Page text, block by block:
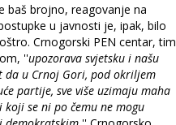
baš brojno, reagovanje na
u javnosti je, ipak, bilo
Crnogorski PEN centar, tim
''upozorava svjetsku i našu
da u Crnoj Gori, pod okriljem
partije, sve više uzimaju maha
koji se ni po čemu ne mogu